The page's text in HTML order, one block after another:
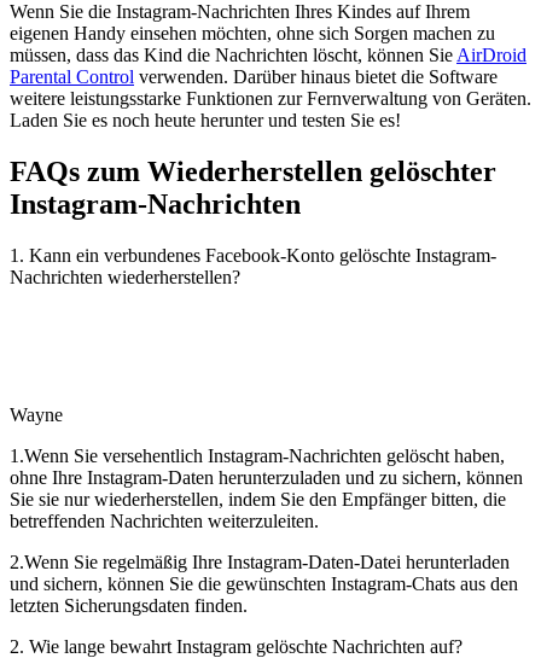
Wenn Sie die Instagram-Nachrichten Ihres Kindes auf Ihrem
eigenen Handy einsehen möchten, ohne sich Sorgen machen zu
müssen, dass das Kind die Nachrichten löscht, können Sie AirDroid
Parental Control verwenden. Darüber hinaus bietet die Software
weitere leistungsstarke Funktionen zur Fernverwaltung von Geräten.
Laden Sie es noch heute herunter und testen Sie es!
FAQs zum Wiederherstellen gelöschter
Instagram-Nachrichten
1. Kann ein verbundenes Facebook-Konto gelöschte Instagram-
Nachrichten wiederherstellen?
Wayne
1.Wenn Sie versehentlich Instagram-Nachrichten gelöscht haben,
ohne Ihre Instagram-Daten herunterzuladen und zu sichern, können
Sie sie nur wiederherstellen, indem Sie den Empfänger bitten, die
betreffenden Nachrichten weiterzuleiten.
2.Wenn Sie regelmäßig Ihre Instagram-Daten-Datei herunterladen
und sichern, können Sie die gewünschten Instagram-Chats aus den
letzten Sicherungsdaten finden.
2. Wie lange bewahrt Instagram gelöschte Nachrichten auf?